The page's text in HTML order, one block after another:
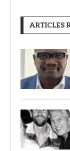
ARTICLES